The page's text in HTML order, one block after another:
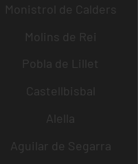
Monistrol de Calders
Molins de Rei
Pobla de Lillet
Castellbisbal
Alella
Aguilar de Segarra